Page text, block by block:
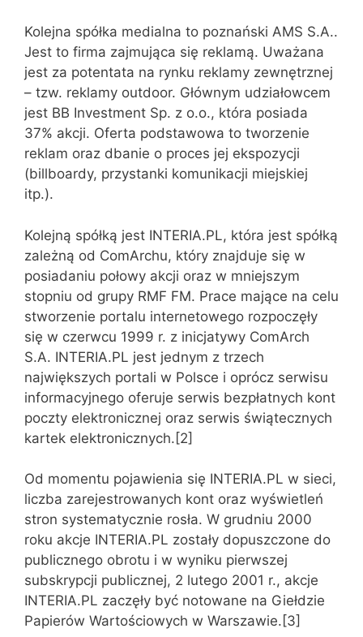
Kolejna spółka medialna to poznański AMS S.A..
Jest to firma zajmująca się reklamą. Uważana
jest za potentata na rynku reklamy zewnętrznej
– tzw. reklamy outdoor. Głównym udziałowcem
jest BB Investment Sp. z o.o., która posiada
37% akcji. Oferta podstawowa to tworzenie
reklam oraz dbanie o proces jej ekspozycji
(billboardy, przystanki komunikacji miejskiej
itp.).
Kolejną spółką jest INTERIA.PL, która jest spółką
zależną od ComArchu, który znajduje się w
posiadaniu połowy akcji oraz w mniejszym
stopniu od grupy RMF FM. Prace mające na celu
stworzenie portalu internetowego rozpoczęły
się w czerwcu 1999 r. z inicjatywy ComArch
S.A. INTERIA.PL jest jednym z trzech
największych portali w Polsce i oprócz serwisu
informacyjnego oferuje serwis bezpłatnych kont
poczty elektronicznej oraz serwis świątecznych
kartek elektronicznych.[2]
Od momentu pojawienia się INTERIA.PL w sieci,
liczba zarejestrowanych kont oraz wyświetleń
stron systematycznie rosła. W grudniu 2000
roku akcje INTERIA.PL zostały dopuszczone do
publicznego obrotu i w wyniku pierwszej
subskrypcji publicznej, 2 lutego 2001 r., akcje
INTERIA.PL zaczęły być notowane na Giełdzie
Papierów Wartościowych w Warszawie.[3]